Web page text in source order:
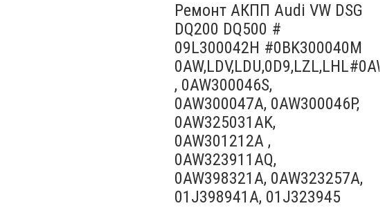
Ремонт АКПП Audi VW DSG
DQ200 DQ500 #
09L300042H #0BK300040M
, 0AW300046S,
0AW300047A, 0AW300046P,
0AW325031AK,
0AW301212A ,
0AW323911AQ,
0AW398321A, 0AW323257A,
01J398941A, 01J323945